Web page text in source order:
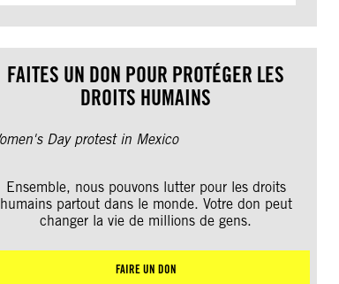
FAITES UN DON POUR PROTÉGER LES
DROITS HUMAINS
Ensemble, nous pouvons lutter pour les droits
humains partout dans le monde. Votre don peut
changer la vie de millions de gens.
FAIRE UN DON